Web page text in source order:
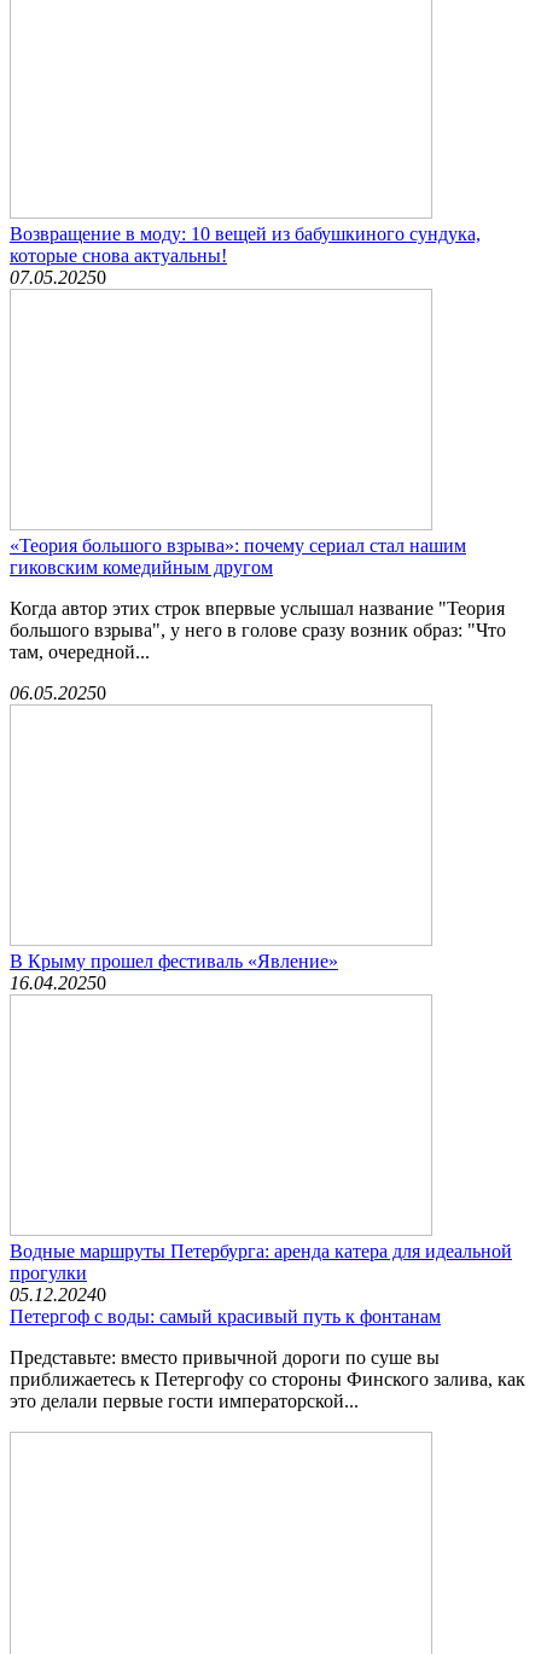
Возвращение в моду: 10 вещей из бабушкиного сундука,
которые снова актуальны!
07.05.20250
«Теория большого взрыва»: почему сериал стал нашим
гиковским комедийным другом
Когда автор этих строк впервые услышал название "Теория
большого взрыва", у него в голове сразу возник образ: "Что
там, очередной...
06.05.20250
В Крыму прошел фестиваль «Явление»
16.04.20250
Водные маршруты Петербурга: аренда катера для идеальной
прогулки
05.12.20240
Петергоф с воды: самый красивый путь к фонтанам
Представьте: вместо привычной дороги по суше вы
приближаетесь к Петергофу со стороны Финского залива, как
это делали первые гости императорской...